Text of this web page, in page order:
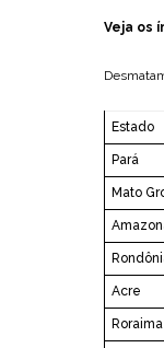
Veja os
Estado
Pará
Mato
Acre
Roraima